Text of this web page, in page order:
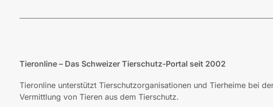
Tieronline – Das Schweizer Tierschutz-Portal seit 2002
Tieronline unterstützt Tierschutzorganisationen und Tierheime bei
Vermittlung von Tieren aus dem Tierschutz.